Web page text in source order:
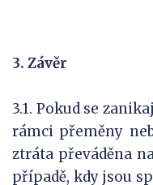
3. Závěr
3.1. Pokud se
rámci přeměny
ztráta převáděna
případě, kdy jsou